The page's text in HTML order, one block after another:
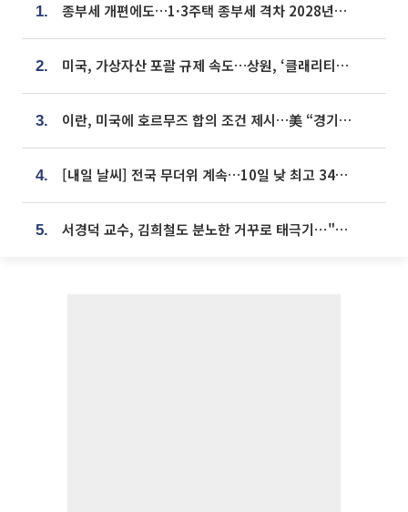
1. 종부세 개편에도…1·3주택 종부세 격차 2028년부터 확대
2. 미국, 가상자산 포괄 규제 속도…상원, ‘클래리티법’ 9월 절차투표 추진
3. 이란, 미국에 호르무즈 합의 조건 제시…美 “경기 아직 안 끝나” [종합]
4. [내일 날씨] 전국 무더위 계속…10일 낮 최고 34도 육박
5. 서경덕 교수, 김희철도 분노한 거꾸로 태극기⋯"엉터리는 아냐, 아쉬울 뿐"